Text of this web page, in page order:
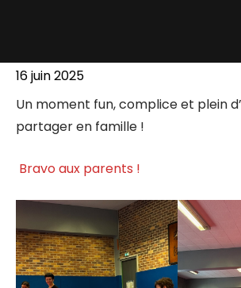
16 juin 2025
Un moment fun, complice et plein
partager en famille !
Bravo aux parents !